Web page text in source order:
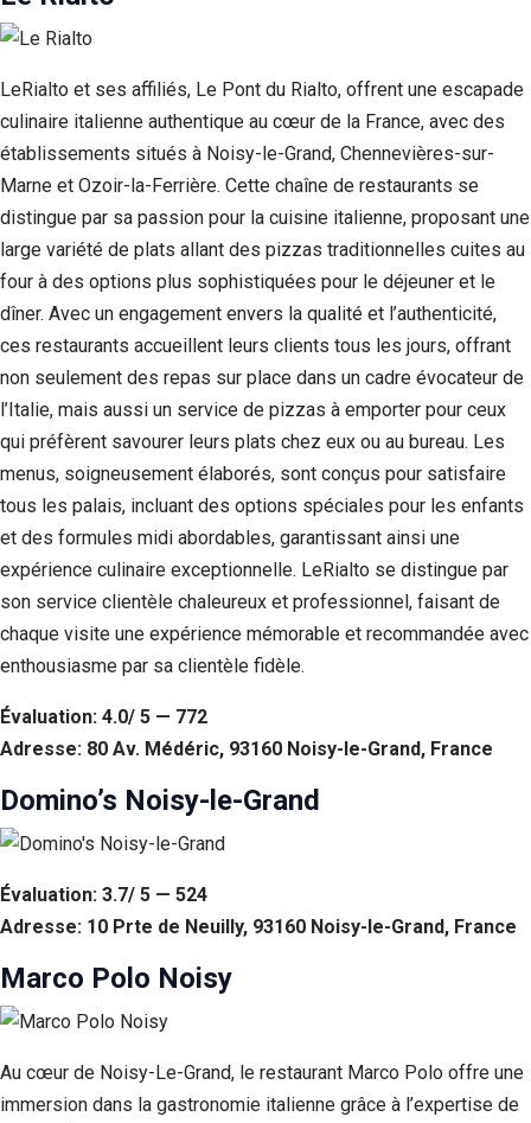
LeRialto et ses affiliés, Le Pont du Rialto, offrent une escapade
culinaire italienne authentique au cœur de la France, avec des
établissements situés à Noisy-le-Grand, Chennevières-sur-
Marne et Ozoir-la-Ferrière. Cette chaîne de restaurants se
distingue par sa passion pour la cuisine italienne, proposant une
large variété de plats allant des pizzas traditionnelles cuites au
four à des options plus sophistiquées pour le déjeuner et le
dîner. Avec un engagement envers la qualité et l’authenticité,
ces restaurants accueillent leurs clients tous les jours, offrant
non seulement des repas sur place dans un cadre évocateur de
l’Italie, mais aussi un service de pizzas à emporter pour ceux
qui préfèrent savourer leurs plats chez eux ou au bureau. Les
menus, soigneusement élaborés, sont conçus pour satisfaire
tous les palais, incluant des options spéciales pour les enfants
et des formules midi abordables, garantissant ainsi une
expérience culinaire exceptionnelle. LeRialto se distingue par
son service clientèle chaleureux et professionnel, faisant de
chaque visite une expérience mémorable et recommandée avec
enthousiasme par sa clientèle fidèle.
Évaluation: 4.0/ 5 — 772
Adresse: 80 Av. Médéric, 93160 Noisy-le-Grand, France
Domino’s Noisy-le-Grand
Évaluation: 3.7/ 5 — 524
Adresse: 10 Prte de Neuilly, 93160 Noisy-le-Grand, France
Marco Polo Noisy
Au cœur de Noisy-Le-Grand, le restaurant Marco Polo offre une
immersion dans la gastronomie italienne grâce à l’expertise de